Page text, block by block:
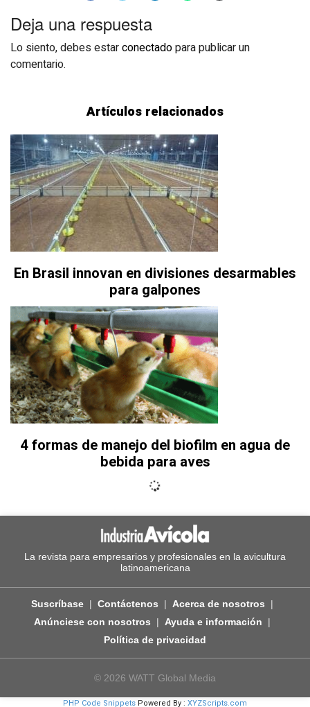
Deja una respuesta
Lo siento, debes estarconectadopara publicar un
comentario.
Artículos relacionados
En Brasil innovan en divisiones desarmables
para galpones
4 formas de manejo del biofilm en agua de
bebida para aves
La revista para empresarios y profesionales en la avicultura
latinoamericana
Suscríbase Contáctenos
Acerca de nosotros
Anúnciese con nosotros
Ayuda e información
Política de privacidad
© 2026 WATT Global Media
PHP Code Snippets Powered By : XYZScripts.com